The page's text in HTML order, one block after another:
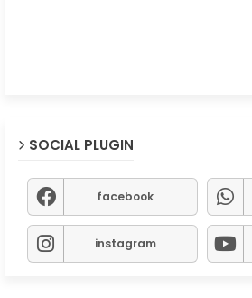
SOCIAL PLUGIN
facebook
instagram